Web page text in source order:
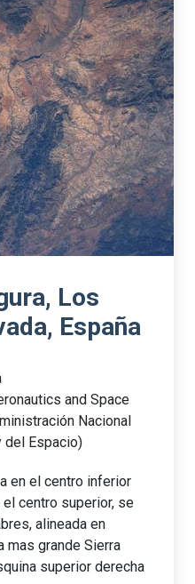
Los
España
and Space
Nacional
del Espacio)
en el centro inferior
el centro superior, se
alineada en
mas grande Sierra
superior derecha